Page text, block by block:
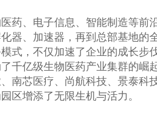
药、电子信息、智能制造等前
器、加速器，再到总部基地的
式，不仅加速了企业的成长步
千亿级生物医药产业集群的崛
南芯医疗、尚航科技、景泰科
区增添了无限生机与活力。